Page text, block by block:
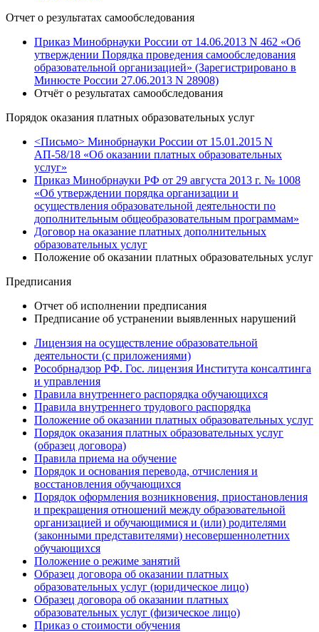
Отчет о результатах самообследования
Приказ Минобрнауки России от 14.06.2013 N 462 «Об
утверждении Порядка проведения самообследования
образовательной организацией» (Зарегистрировано в
Минюсте России 27.06.2013 N 28908)
Отчёт о результатах самообследования
Порядок оказания платных образовательных услуг
<Письмо> Минобрнауки России от 15.01.2015 N
АП-58/18 «Об оказании платных образовательных
услуг»
Приказ Минобрнауки РФ от 29 августа 2013 г. № 1008
«Об утверждении порядка организации и
осуществления образовательной деятельности по
дополнительным общеобразовательным программам»
Договор на оказание платных дополнительных
образовательных услуг
Положение об оказании платных образовательных услуг
Предписания
Отчет об исполнении предписания
Предписание об устранении выявленных нарушений
Лицензия на осуществление образовательной
деятельности (с приложениями)
Рособрнадзор РФ. Гос. лицензия Института консалтинга
и управления
Правила внутреннего распорядка обучающихся
Правила внутреннего трудового распорядка
Положение об оказании платных образовательных услуг
Порядок оказания платных образовательных услуг
(образец договора)
Правила приема на обучение
Порядок и основания перевода, отчисления и
восстановления обучающихся
Порядок оформления возникновения, приостановления
и прекращения отношений между образовательной
организацией и обучающимися и (или) родителями
(законными представителями) несовершеннолетних
обучающихся
Положение о режиме занятий
Образец договора об оказании платных
образовательных услуг (юридическое лицо)
Образец договора об оказании платных
образовательных услуг (физическое лицо)
Приказ о стоимости обучения